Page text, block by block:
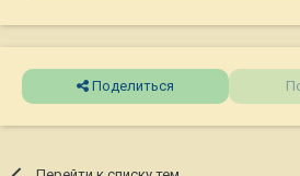
Поделиться